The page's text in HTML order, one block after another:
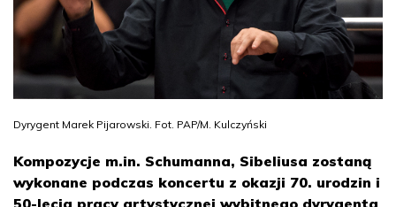
Dyrygent Marek Pijarowski. Fot. PAP/M. Kulczyński
Kompozycje m.in. Schumanna, Sibeliusa zostaną
wykonane podczas koncertu z okazji 70. urodzin i
50-lecia pracy artystycznej wybitnego dyrygenta